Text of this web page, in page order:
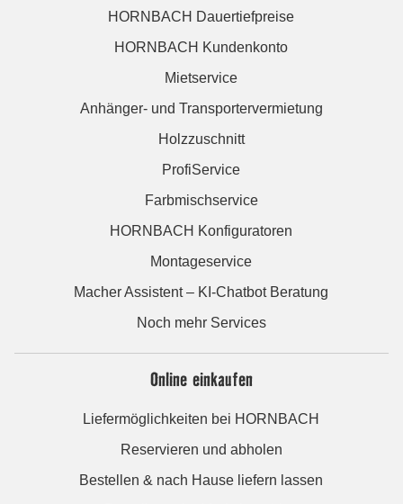
HORNBACH Dauertiefpreise
HORNBACH Kundenkonto
Mietservice
Anhänger- und Transportervermietung
Holzzuschnitt
ProfiService
Farbmischservice
HORNBACH Konfiguratoren
Montageservice
Macher Assistent – KI-Chatbot Beratung
Noch mehr Services
Online einkaufen
Liefermöglichkeiten bei HORNBACH
Reservieren und abholen
Bestellen & nach Hause liefern lassen